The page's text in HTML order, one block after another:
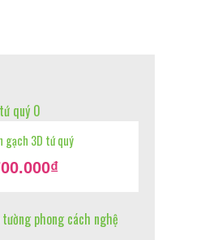
gạch 3D tứ quý
Giá
gốc ₫
là:
700.000₫.